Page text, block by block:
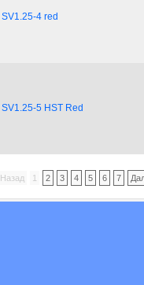
SV1.25-4 red
SV1.25-5 HST Red
Назад 1 2 3 4 5 6 7